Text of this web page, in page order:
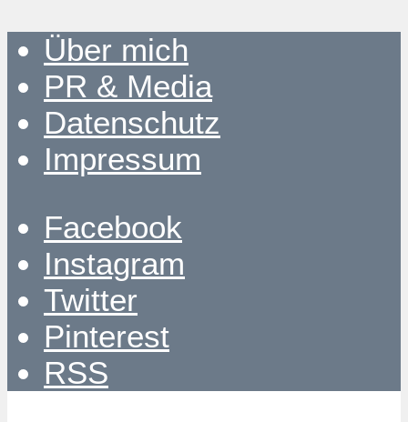
Über mich
PR & Media
Datenschutz
Impressum
Facebook
Instagram
Twitter
Pinterest
RSS